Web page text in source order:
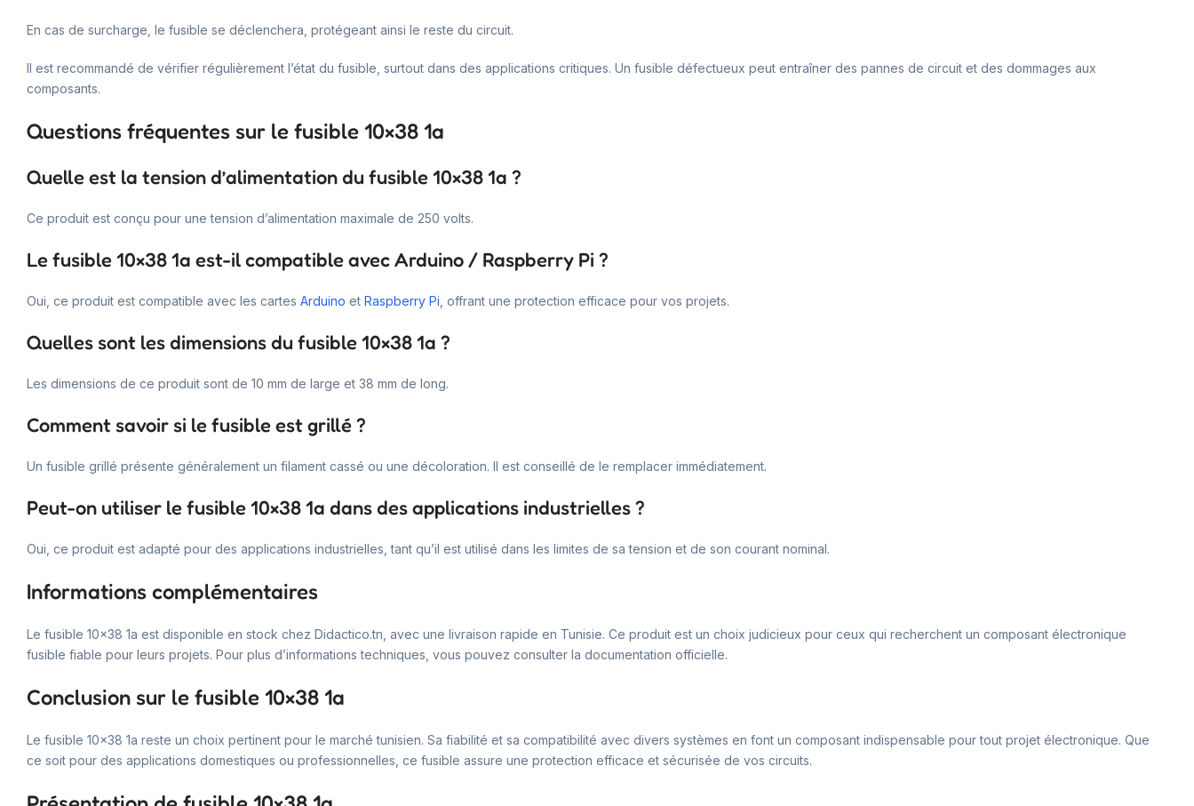
En cas de surcharge, le fusible se déclenchera, protégeant ainsi le reste du circuit.
Il est recommandé de vérifier régulièrement l’état du fusible, surtout dans des applications critiques. Un fusible défectueux peut entraîner des pannes de circuit et des dommages aux
composants.
Questions fréquentes sur le fusible 10×38 1a
Quelle est la tension d’alimentation du fusible 10×38 1a ?
Ce produit est conçu pour une tension d’alimentation maximale de 250 volts.
Le fusible 10×38 1a est-il compatible avec Arduino / Raspberry Pi ?
Oui, ce produit est compatible avec les cartes Arduino et Raspberry Pi , offrant une protection efficace pour vos projets.
Quelles sont les dimensions du fusible 10×38 1a ?
Les dimensions de ce produit sont de 10 mm de large et 38 mm de long.
Comment savoir si le fusible est grillé ?
Un fusible grillé présente généralement un filament cassé ou une décoloration. Il est conseillé de le remplacer immédiatement.
Peut-on utiliser le fusible 10×38 1a dans des applications industrielles ?
Oui, ce produit est adapté pour des applications industrielles, tant qu’il est utilisé dans les limites de sa tension et de son courant nominal.
Informations complémentaires
Le fusible 10×38 1a est disponible en stock chez Didactico.tn, avec une livraison rapide en Tunisie. Ce produit est un choix judicieux pour ceux qui recherchent un composant électronique
fusible fiable pour leurs projets. Pour plus d’informations techniques, vous pouvez consulter la documentation officielle.
Conclusion sur le fusible 10×38 1a
Le fusible 10×38 1a reste un choix pertinent pour le marché tunisien. Sa fiabilité et sa compatibilité avec divers systèmes en font un composant indispensable pour tout projet électronique. Que
ce soit pour des applications domestiques ou professionnelles, ce fusible assure une protection efficace et sécurisée de vos circuits.